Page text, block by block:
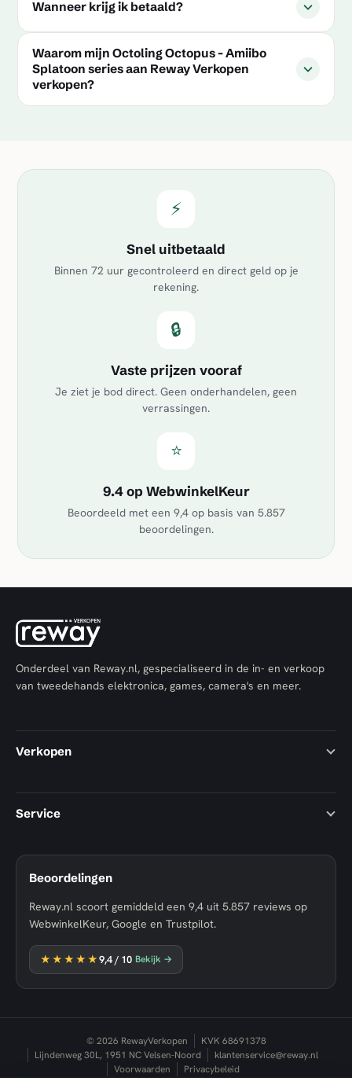
Wanneer krijg ik betaald?
Waarom mijn Octoling Octopus - Amiibo
Splatoon series aan Reway Verkopen
verkopen?
⚡
Snel uitbetaald
Binnen 72 uur gecontroleerd en direct geld op je
rekening.
🔒
Vaste prijzen vooraf
Je ziet je bod direct. Geen onderhandelen, geen
verrassingen.
⭐
9.4 op WebwinkelKeur
Beoordeeld met een 9,4op basis van 5.857
beoordelingen.
Onderdeel van Reway.nl, gespecialiseerd in de in- en verkoop
van tweedehands elektronica, games, camera's en meer.
Verkopen
Service
Beoordelingen
Reway.nl scoort gemiddeld een 9,4 uit 5.857 reviews op
WebwinkelKeur, Google en Trustpilot.
★★★★★9,4/ 10 Bekijk →
© 2026 RewayVerkopen
KVK 68691378
Lijndenweg 30L, 1951 NC Velsen-Noord
klantenservice@reway.nl
Voorwaarden
Privacybeleid